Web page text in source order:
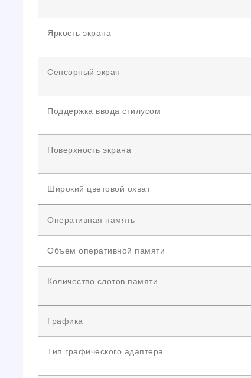
Яркость экрана
Сенсорный экран
Поддержка ввода стилусом
Поверхность экрана
Широкий цветовой охват
Оперативная память
Объем оперативной памяти
Количество слотов памяти
Графика
Тип графического адаптера